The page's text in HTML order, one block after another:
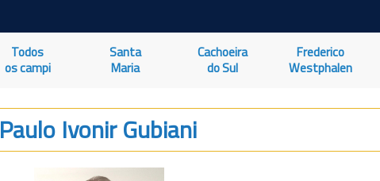
O
Todos
os campi
Santa
Maria
Cachoeira
do Sul
Frederico
Westphalen
Paulo Ivonir Gubiani